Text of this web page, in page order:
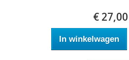
€ 27,00
In winkelwagen